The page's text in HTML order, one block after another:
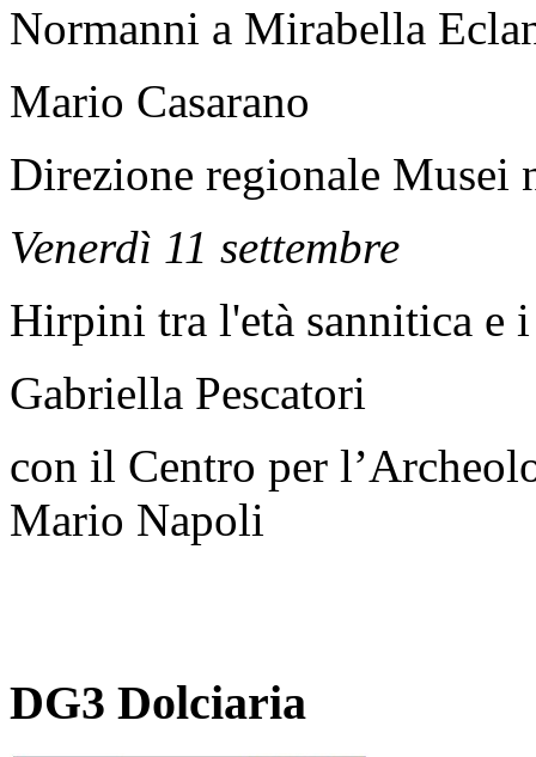
Normanni a Mirabella
Mario Casarano
Direzione regionale Musei
Venerdì 11 settembre
Hirpini tra l'età sannitica e
Gabriella Pescatori
con il Centro per
Mario Napoli
DG3 Dolciaria